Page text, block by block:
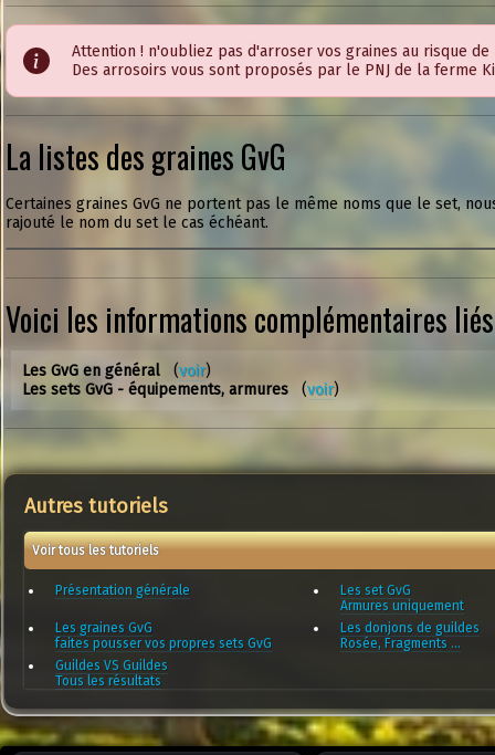
Attention ! n'oubliez pas d'arroser vos graines au risque
Des arrosoirs vous sont proposés par le PNJ de la ferme
La listes des graines GvG
Certaines graines GvG ne portent pas le même noms que le set,
rajouté le nom du set le cas échéant.
Voici les informations complémentaires liés
Les GvG en général (voir)
Les sets GvG - équipements, armures (voir)
Autres tutoriels
Voir tous les tutoriels
Présentation générale
Les set GvG
Armures uniquement
Les graines GvG
faites pousser vos propres sets GvG
Les donjons de guildes
Rosée, Fragments ...
Guildes VS Guildes
Tous les résultats